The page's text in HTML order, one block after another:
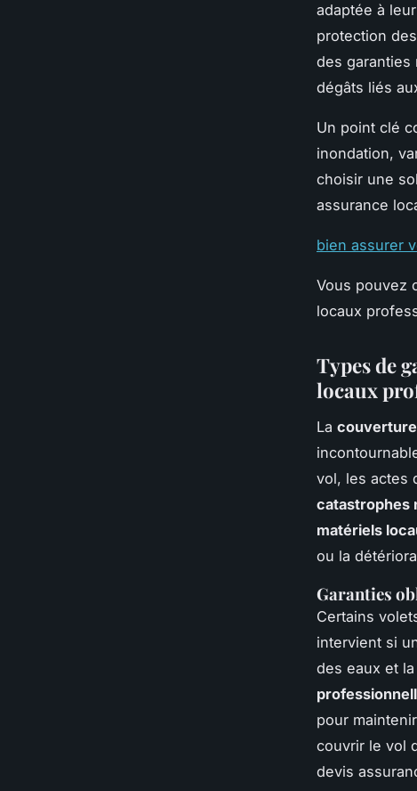
adaptée à
protection
des garanties
dégâts liés
Un point clé
inondation,
choisir une
assurance
bien assurer
Vous pouvez
locaux
Types de
locaux
La
vol, les actes
catastrophes
matériels
ou la
Garanties
Certains
intervient si
des eaux et
pour
couvrir le vol
devis